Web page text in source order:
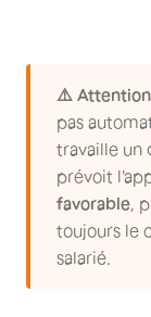
⚠️
pas
travaille un
prévoit
favorable ,
toujours le
salarié.